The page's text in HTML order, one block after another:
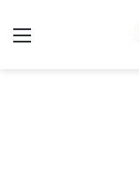
Menu